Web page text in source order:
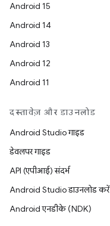
Android 15
Android 14
Android 13
Android 12
Android 11
दस्तावेज़ और डाउनलोड
Android Studio गाइड
डेवलपर गाइड
API (एपीआई) संदर्भ
Android Studio डाउनलोड करें
Android एनडीके (NDK)